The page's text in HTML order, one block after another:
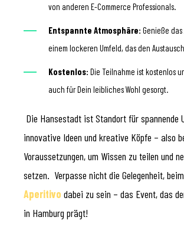
von anderen E-Commerce Professionals.
Entspannte Atmosphäre: Genieße
einem lockeren Umfeld, das den
Kostenlos: Die Teilnahme ist kostenlos
auch für Dein leibliches Wohl gesorgt.
Die Hansestadt ist Standort für spannende
innovative Ideen und kreative Köpfe – also
Voraussetzungen, um Wissen zu teilen und
setzen. Verpasse nicht die Gelegenheit, beim
Aperitivo dabei zu sein – das Event, das
in Hamburg prägt!